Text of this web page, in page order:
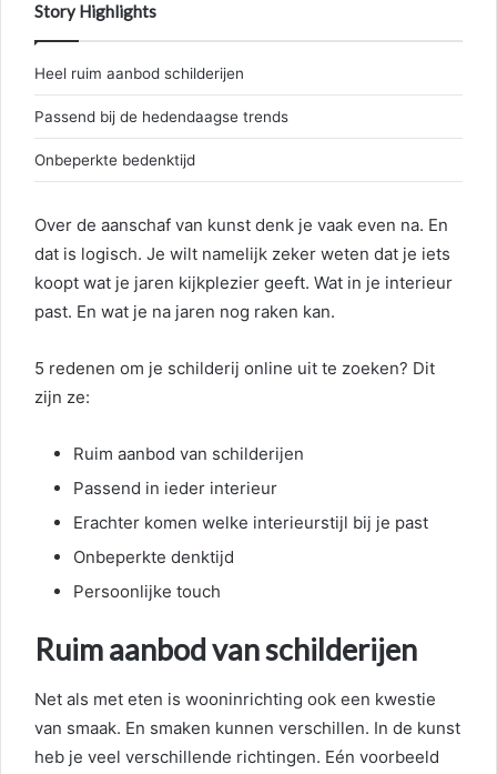
Story Highlights
Heel ruim aanbod schilderijen
Passend bij de hedendaagse trends
Onbeperkte bedenktijd
Over de aanschaf van kunst denk je vaak even na. En
dat is logisch. Je wilt namelijk zeker weten dat je iets
koopt wat je jaren kijkplezier geeft. Wat in je interieur
past. En wat je na jaren nog raken kan.
5 redenen om je schilderij online uit te zoeken? Dit
zijn ze:
Ruim aanbod van schilderijen
Passend in ieder interieur
Erachter komen welke interieurstijl bij je past
Onbeperkte denktijd
Persoonlijke touch
Ruim aanbod van schilderijen
Net als met eten is wooninrichting ook een kwestie
van smaak. En smaken kunnen verschillen. In de kunst
heb je veel verschillende richtingen. Eén voorbeeld